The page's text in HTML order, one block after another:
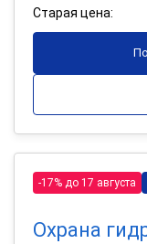
Старая цена:
-17% до 17 августа
Охрана